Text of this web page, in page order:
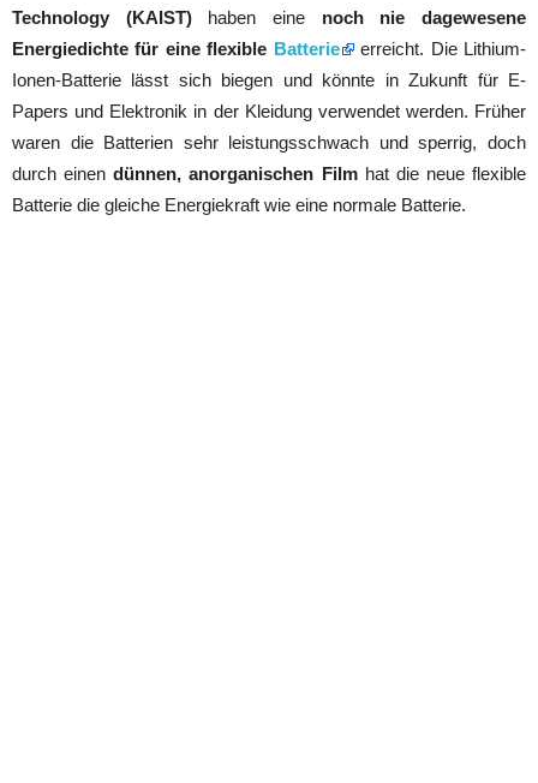
Technology (KAIST)haben eine noch nie dagewesene
Energiedichte für eine flexible Batterie
erreicht. Die Lithium-
Ionen-Batterie lässt sich biegen und könnte in Zukunft für E-
Papers und Elektronik in der Kleidung verwendet werden. Früher
waren die Batterien sehr leistungsschwach und sperrig, doch
durch einendünnen, anorganischen Filmhat die neue flexible
Batterie die gleiche Energiekraft wie eine normale Batterie.